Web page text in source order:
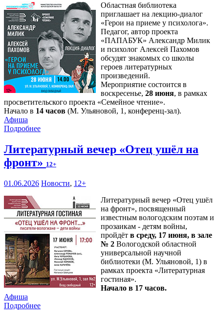
Областная библиотека
приглашает на лекцию-диалог
«Герои на приеме у психолога».
Педагог, автор проекта
«ПАПАБУК» Александр Милик
и психолог Алексей Пахомов
обсудят знакомых со школы
героев литературных
произведений.
Мероприятие состоится в
воскресенье, 28 июня, в рамках
просветительского проекта «Семейное чтение».
Начало в 14 часов (М. Ульяновой, 1, конференц-зал).
Афиша
Подробнее
Литературный вечер «Отец ушёл на
фронт» 12+
01.06.2026 Новости, 12+
Литературный вечер «Отец ушёл
на фронт», посвященный
известным вологодским поэтам и
прозаикам - детям войны,
пройдёт в среду, 17 июня, в зале
№ 2 Вологодской областной
универсальной научной
библиотеки (М. Ульяновой, 1) в
рамках проекта «Литературная
гостиная».
Начало в 17 часов.
Афиша
Подробнее